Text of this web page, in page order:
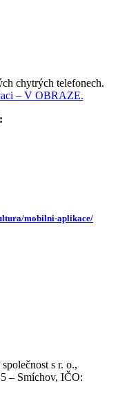
chytrých telefonech.
– V OBRAZE.
s r. o.,
– Smíchov, IČO: